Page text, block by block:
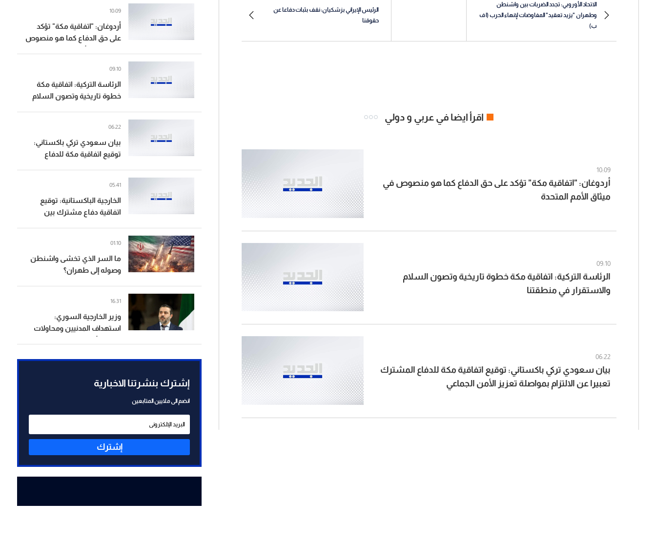
الاتحاد الأوروبي: تجدد الضربات بين واشنطن
وطهران "يزيد تعقيد" المفاوضات لإنهاء الحرب (ا ف
ب)
الرئيس الإيراني بزشكيان: نقف بثبات دفاعا عن
حقوقنا
اقرأ ايضا في عربي و دولي
10:09
أردوغان: "اتفاقية مكة" تؤكد على حق الدفاع كما هو منصوص في
ميثاق الأمم المتحدة
09:10
الرئاسة التركية: اتفاقية مكة خطوة تاريخية وتصون السلام
والاستقرار في منطقتنا
06:22
بيان سعودي تركي باكستاني: توقيع اتفاقية مكة للدفاع المشترك
تعبيرا عن الالتزام بمواصلة تعزيز الأمن الجماعي
أردوغان: "اتفاقية مكة" تؤكد
على حق الدفاع كما هو منصوص
10:09
الرئاسة التركية: اتفاقية مكة
خطوة تاريخية وتصون السلام
09:10
بيان سعودي تركي باكستاني:
توقيع اتفاقية مكة للدفاع
06:22
الخارجية الباكستانية: توقيع
اتفاقية دفاع مشترك بين
05:41
ما السر الذي تخشى واشنطن
وصوله إلى طهران؟
01:10
وزير الخارجية السوري:
استهداف المدنيين ومحاولات
الدولة
16:31
إشترك بنشرتنا الاخبارية
انضم الى ملايين المتابعين
إشترك